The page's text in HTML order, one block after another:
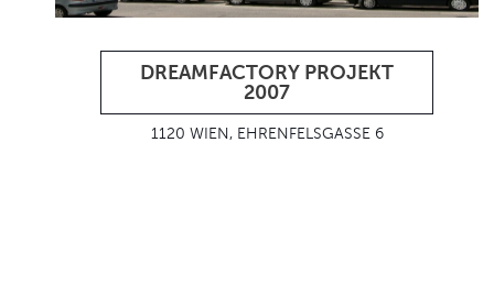
DREAMFACTORY PROJEKT
2007
1120 WIEN, EHRENFELSGASSE 6